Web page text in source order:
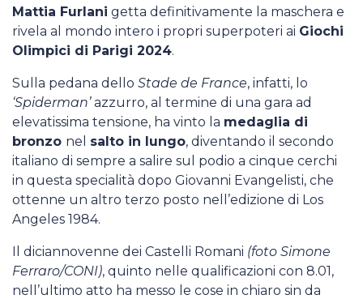
Casa Italia
News
Media
Mattia Furlani getta definitivamente la maschera e
rivela al mondo intero i propri superpoteri ai Giochi
Olimpici di Parigi 2024.
Sulla pedana dello Stade de France, infatti, lo
‘Spiderman’azzurro, al termine di una gara ad
elevatissima tensione, ha vinto la medaglia di
bronzo nel salto in lungo, diventando il secondo
italiano di sempre a salire sul podio a cinque cerchi
in questa specialità dopo Giovanni Evangelisti, che
ottenne un altro terzo posto nell’edizione di Los
Angeles 1984.
Il diciannovenne dei Castelli Romani (foto Simone
Ferraro/CONI), quinto nelle qualificazioni con 8.01,
nell’ultimo atto ha messo le cose in chiaro sin da